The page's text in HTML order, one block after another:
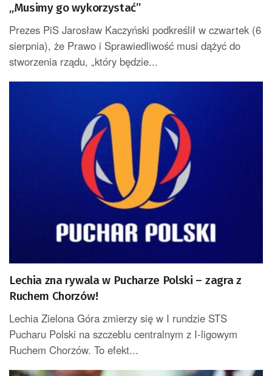
„Musimy go wykorzystać”
Prezes PiS Jarosław Kaczyński podkreślił w czwartek (6
sierpnia), że Prawo i Sprawiedliwość musi dążyć do
stworzenia rządu, „który będzie...
Lechia zna rywala w Pucharze Polski – zagra z
Ruchem Chorzów!
Lechia Zielona Góra zmierzy się w I rundzie STS
Pucharu Polski na szczeblu centralnym z I-ligowym
Ruchem Chorzów. To efekt...